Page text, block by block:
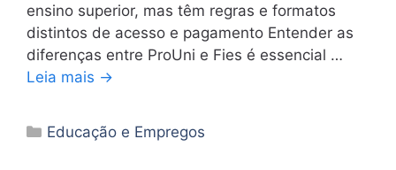
ensino superior, mas têm regras e formatos
distintos de acesso e pagamento Entender as
diferenças entre ProUni e Fies é essencial …
Leia mais →
Categorias
Educação e Empregos